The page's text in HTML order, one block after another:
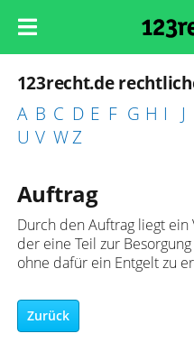
123recht.de
A B C D E F G H I J
U V WZ
Auftrag
Durch den Auftrag liegt
der eine Teil zur
ohne dafür ein Entgelt zu
Zurück